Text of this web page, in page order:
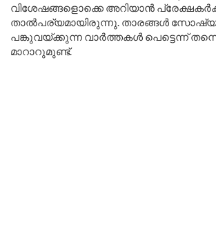
വിശേഷങ്ങളൊക്കെ അറിയാൻ
താൽപര്യമായിരുന്നു. താരങ്ങൾ
പങ്കുവയ്ക്കുന്ന വാർത്തകൾ പെട്ടെന്ന്
മാറാറുമുണ്ട്.